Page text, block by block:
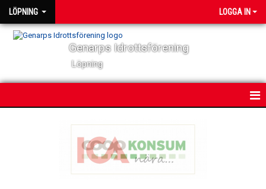
LÖPNING LOGGA IN
Genarps Idrottsförening
Löpning